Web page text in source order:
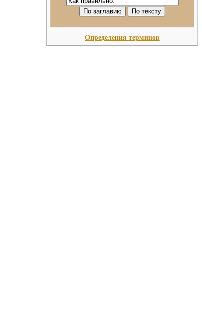
Определения терминов